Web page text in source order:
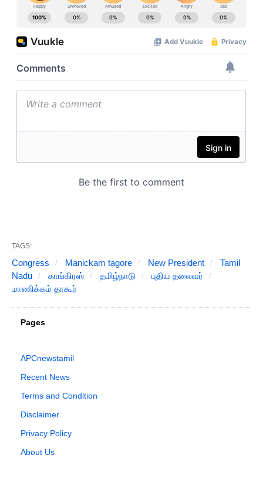
TAGS:
Congress Manickam tagore New President
Tamil
Nadu
காங்கிரஸ் தமிழ்நாடு
புதிய தலைவர்
மாணிக்கம் தாகூர்
Pages
APCnewstamil
Recent News
Terms and Condition
Disclaimer
Privacy Policy
About Us